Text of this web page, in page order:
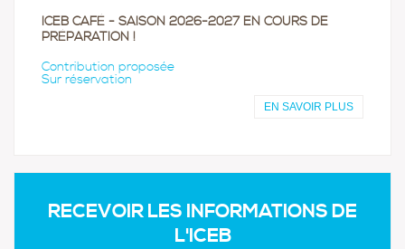
ICEB CAFÉ - SAISON 2026-2027 EN COURS DE
PRÉPARATION !
Contribution proposée
Sur réservation
EN SAVOIR PLUS
RECEVOIR LES INFORMATIONS DE
L'ICEB